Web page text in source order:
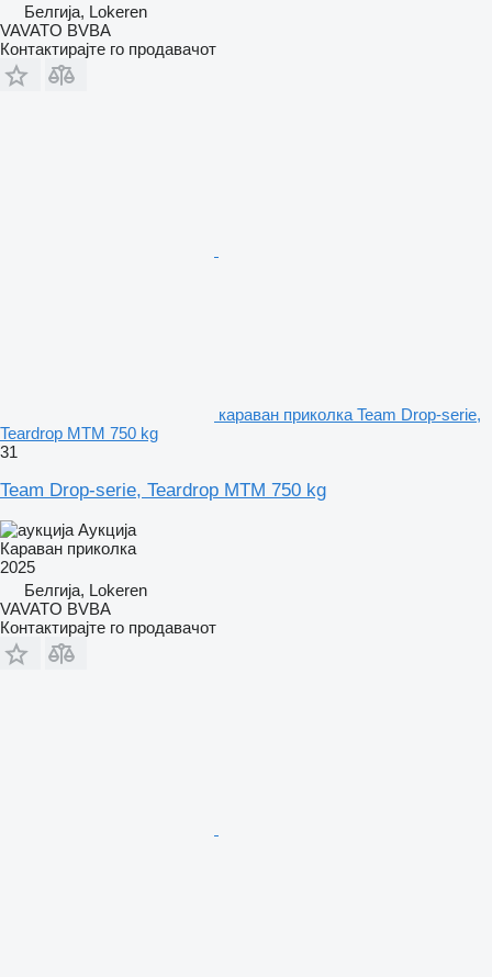
Белгија, Lokeren
VAVATO BVBA
Контактирајте го продавачот
караван приколка Team Drop-serie,
Teardrop MTM 750 kg
31
Team Drop-serie, Teardrop MTM 750 kg
Аукција
Караван приколка
2025
Белгија, Lokeren
VAVATO BVBA
Контактирајте го продавачот